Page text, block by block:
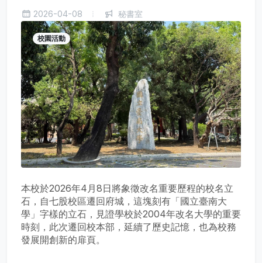
2026-04-08 秘書室
校園活動
本校於2026年4月8日將象徵改名重要歷程的校名立
石，自七股校區遷回府城，這塊刻有「國立臺南大
學」字樣的立石，見證學校於2004年改名大學的重要
時刻，此次遷回校本部，延續了歷史記憶，也為校務
發展開創新的扉頁。